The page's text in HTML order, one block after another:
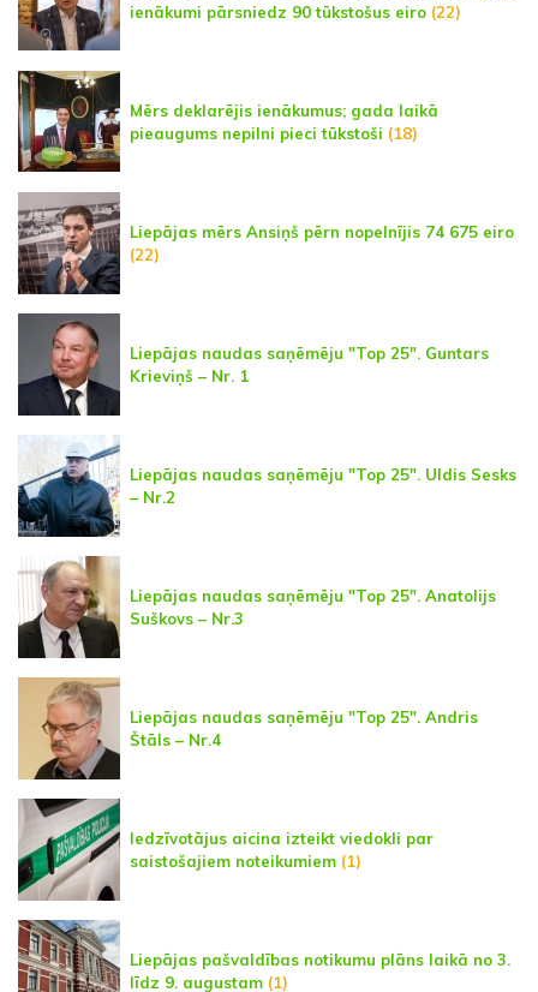
ienākumi pārsniedz 90 tūkstošus eiro (22)
Mērs deklarējis ienākumus; gada laikā
pieaugums nepilni pieci tūkstoši (18)
Liepājas mērs Ansiņš pērn nopelnījis 74 675 eiro
(22)
Liepājas naudas saņēmēju "Top 25". Guntars
Krieviņš – Nr. 1
Liepājas naudas saņēmēju "Top 25". Uldis Sesks
– Nr.2
Liepājas naudas saņēmēju "Top 25". Anatolijs
Suškovs – Nr.3
Liepājas naudas saņēmēju "Top 25". Andris
Štāls – Nr.4
Iedzīvotājus aicina izteikt viedokli par
saistošajiem noteikumiem (1)
Liepājas pašvaldības notikumu plāns laikā no 3.
līdz 9. augustam (1)